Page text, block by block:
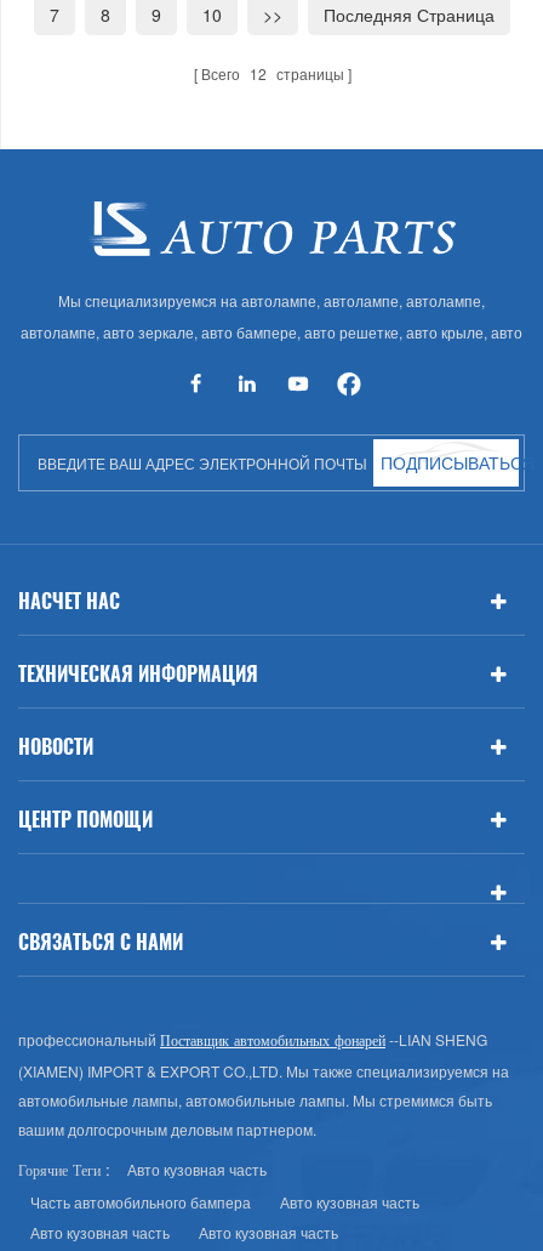
7
8 9 10 >> Последняя Страница
Всего 12 страницы
Мы специализируемся на автолампе, автолампе, автолампе,
автолампе, авто зеркале, авто бампере, авто решетке, авто крыле, авто
автозапчастей для Audi, VW, Benz, BMW
ПОДПИСЫВАТЬСЯ
НАСЧЕТ НАС
ТЕХНИЧЕСКАЯ ИНФОРМАЦИЯ
НОВОСТИ
ЦЕНТР ПОМОЩИ
СВЯЗАТЬСЯ С НАМИ
профессиональный Поставщик автомобильных фонарей--LIAN SHENG
(XIAMEN) IMPORT & EXPORT CO.,LTD. Мы также специализируемся на
автомобильные лампы, автомобильные лампы. Мы стремимся быть
вашим долгосрочным деловым партнером.
Горячие Теги :
Авто кузовная часть
Часть автомобильного бампера
Авто кузовная часть
Авто кузовная часть
Авто кузовная часть